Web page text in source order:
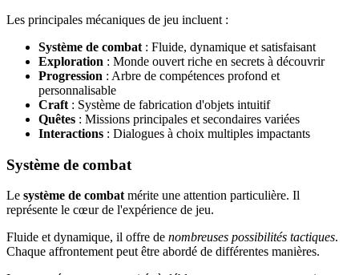
Les principales mécaniques de jeu incluent :
Système de combat : Fluide, dynamique et satisfaisant
Exploration : Monde ouvert riche en secrets à découvrir
Progression : Arbre de compétences profond et
personnalisable
Craft : Système de fabrication d'objets intuitif
Quêtes : Missions principales et secondaires variées
Interactions : Dialogues à choix multiples impactants
Système de combat
Le système de combat mérite une attention particulière. Il
représente le cœur de l'expérience de jeu.
Fluide et dynamique, il offre de nombreuses possibilités tactiques.
Chaque affrontement peut être abordé de différentes manières.